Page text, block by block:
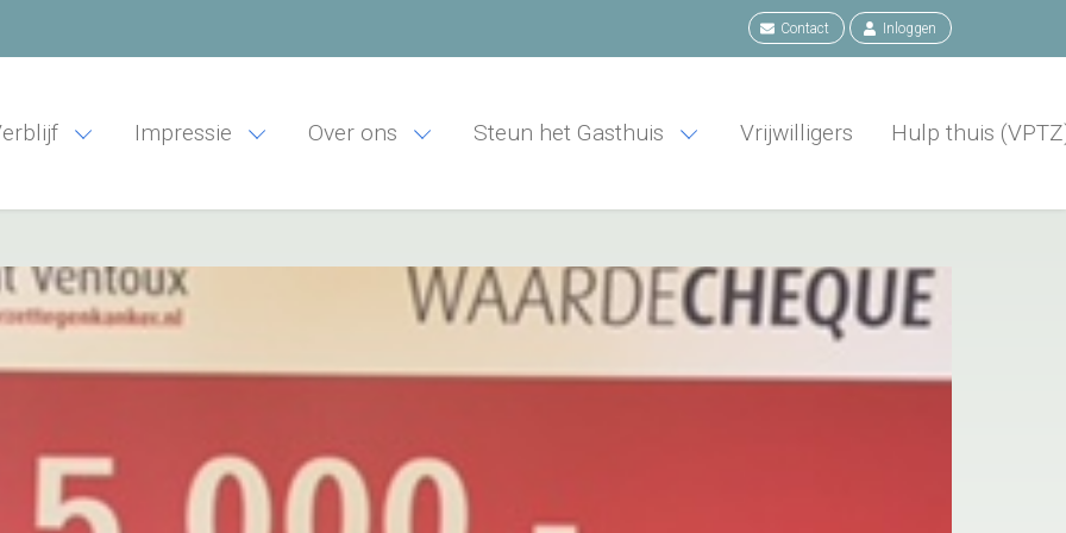
Contact Inloggen
Impressie Over ons Steun het Gasthuis Vrijwilligers Hulp thuis